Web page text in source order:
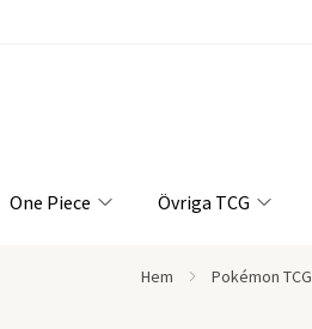
One Piece Övriga TCG
Hem Pokémon TCG